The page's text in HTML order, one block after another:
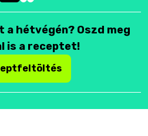
hétvégén? Oszd meg
is a receptet!